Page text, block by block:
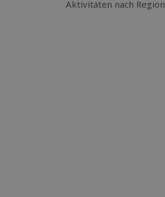
Aktivitäten nach Region